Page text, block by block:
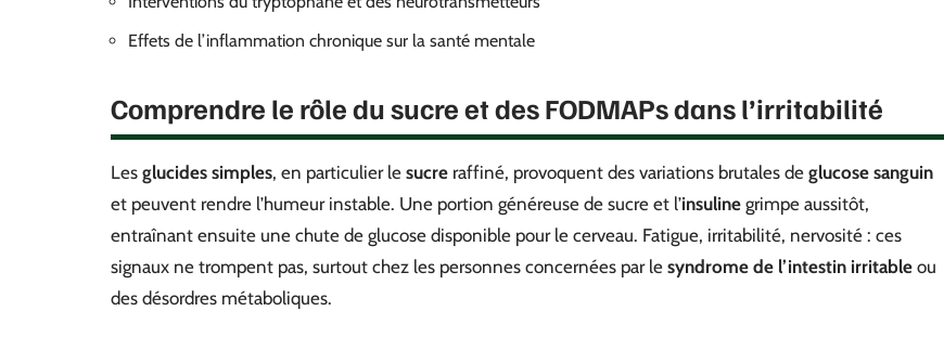
Effets de l’inflammation chronique sur la santé mentale
Comprendre le rôle du sucre et des FODMAPs dans l’irritabilité
Les glucides simples, en particulier le sucre raffiné, provoquent des variations brutales de glucose sanguin
et peuvent rendre l’humeur instable. Une portion généreuse de sucre et l’insuline grimpe aussitôt,
entraînant ensuite une chute de glucose disponible pour le cerveau. Fatigue, irritabilité, nervosité : ces
signaux ne trompent pas, surtout chez les personnes concernées par le syndrome de l’intestin irritable ou
des désordres métaboliques.